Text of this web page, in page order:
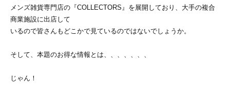
メンズ雑貨専門店の『COLLECTORS』を展開しており、大手の複合
商業施設に出店して
いるので皆さんもどこかで見ているのではないでしょうか。
そして、本題のお得な情報とは、、、、、、、
じゃん！